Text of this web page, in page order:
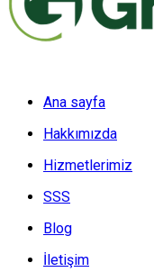
Ana sayfa
Hakkımızda
Hizmetlerimiz
SSS
Blog
İletişim